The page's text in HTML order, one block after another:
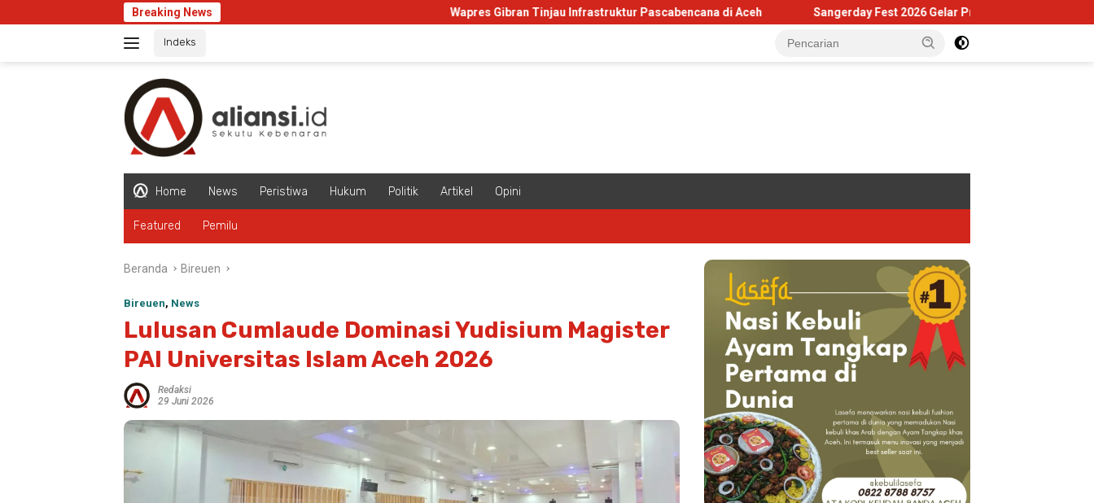
ke
Breaking News Wapres Gibran Tinjau Infrastruktur Pascabencana di Aceh Sangerday Fest 2026 Gelar Praacara Gratis di Museum
Indeks
Home News Peristiwa Hukum Politik Artikel Opini
Featured Pemilu
Beranda Bireuen
Bireuen, News
Lulusan Cumlaude Dominasi Yudisium Magister
PAI Universitas Islam Aceh 2026
Redaksi
29 Juni 2026